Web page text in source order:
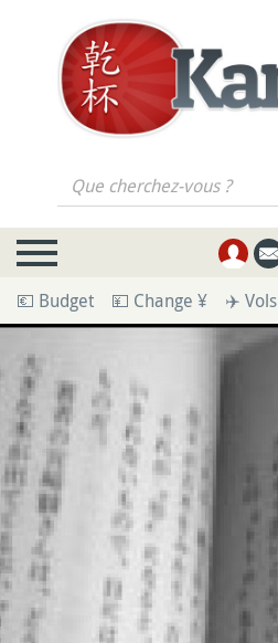
Que cherchez-vous ?
💶 Budget 💴 Change ¥ ✈️ Vols